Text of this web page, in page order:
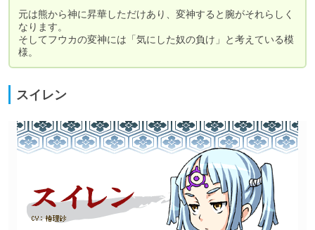
元は熊から神に昇華しただけあり、変神すると腕がそれらしく
なります。
そしてフウカの変神には「気にした奴の負け」と考えている模
様。
スイレン